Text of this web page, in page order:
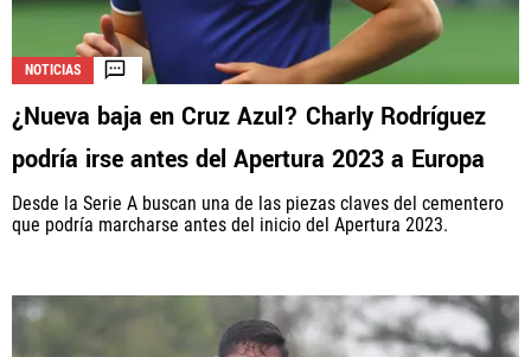
NOTICIAS
¿Nueva baja en Cruz Azul? Charly Rodríguez
podría irse antes del Apertura 2023 a Europa
Desde la Serie A buscan una de las piezas claves del cementero
que podría marcharse antes del inicio del Apertura 2023.